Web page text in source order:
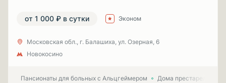
от 1 000 ₽ в сутки Эконом
Московская обл., г. Балашиха, ул. Озерная, 6
Новокосино
Пансионаты для больных с Альцгеймером Дома престарелых